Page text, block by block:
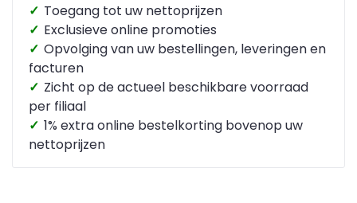
✓ Toegang tot uw nettoprijzen
✓ Exclusieve online promoties
✓ Opvolging van uw bestellingen, leveringen en
facturen
✓ Zicht op de actueel beschikbare voorraad
per filiaal
✓ 1% extra online bestelkorting bovenop uw
nettoprijzen